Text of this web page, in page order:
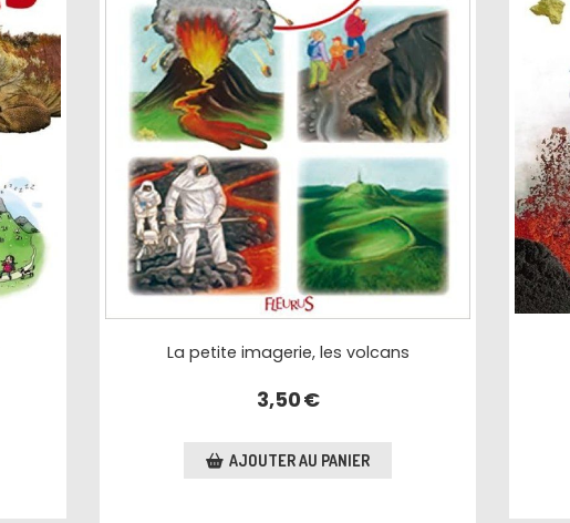
La petite imagerie, les volcans
3,50€
AJOUTER AU PANIER